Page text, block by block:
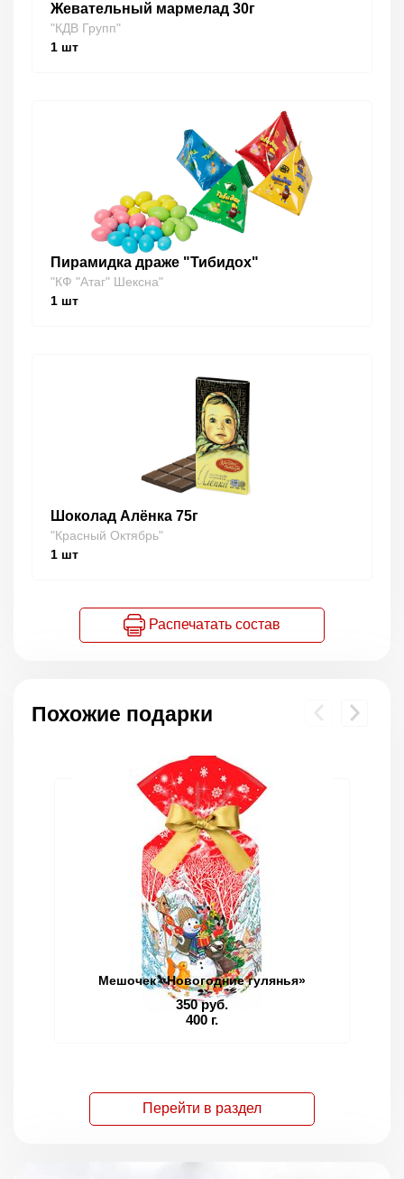
Жевательный мармелад 30г
"КДВ Групп"
1 шт
Пирамидка драже "Тибидох"
"КФ "Атаг" Шексна"
1 шт
Шоколад Алёнка 75г
"Красный Октябрь"
1 шт
Распечатать состав
Похожие подарки
Мешочек «Новогодние гулянья»
350 руб.
400 г.
Перейти в раздел